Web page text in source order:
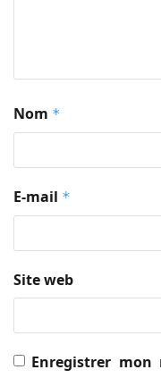
Nom *
E-mail *
Site web
Enregistrer